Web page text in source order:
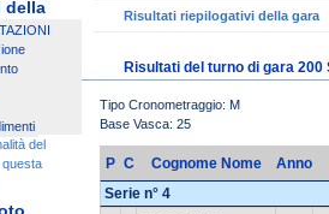
Risultati riepilogativi della gara
Risultati del turno di gara
Tipo Cronometraggio: M
Base Vasca: 25
P C Cognome Nome
Anno
Serie n° 4